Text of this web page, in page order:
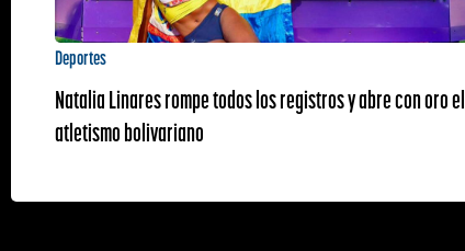
Deportes
Natalia Linares rompe todos los registros y abre con oro el
atletismo bolivariano